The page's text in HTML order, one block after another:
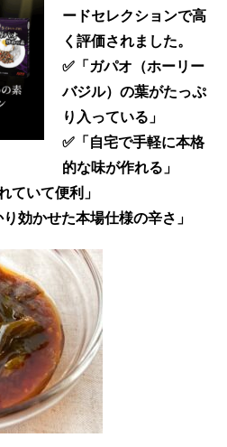
ードセレクションで高
く評価されました。
✅「ガパオ（ホーリー
バジル）の葉がたっぷ
り入っている」
✅「自宅で手軽に本格
的な味が作れる」
ていて便利」
効かせた本場仕様の辛さ」